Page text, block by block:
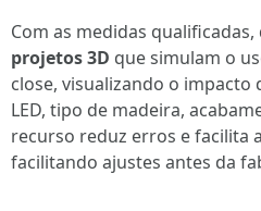
Com as medidas
projetos 3D que simulam o
close, visualizando o
LED, tipo de madeira,
recurso reduz erros e facilita
facilitando ajustes antes da